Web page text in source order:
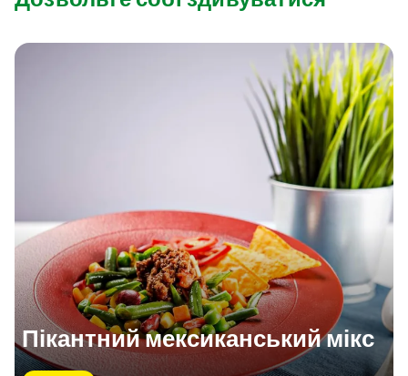
Пікантний мексиканський мікс